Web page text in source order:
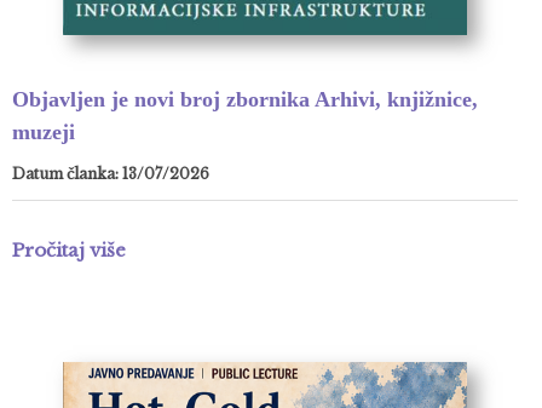
Objavljen je novi broj zbornika Arhivi, knjižnice,
muzeji
Datum članka: 13/07/2026
Pročitaj više